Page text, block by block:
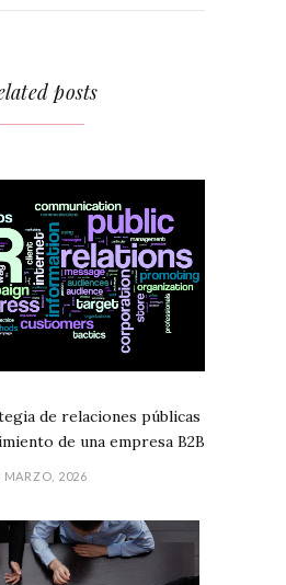
posts
de relaciones públicas
de una empresa B2B
MARZO, 2026